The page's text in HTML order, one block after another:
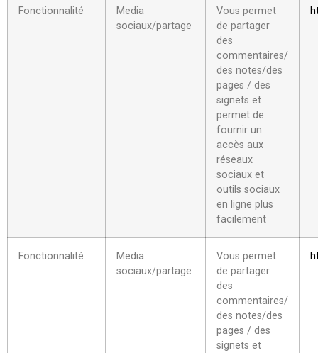
Fonctionnalité
Media
sociaux/partage
Vous permet
de partager
des
commentaires/
des notes/des
pages / des
signets et
permet de
fournir un
accès aux
réseaux
sociaux et
outils sociaux
en ligne plus
facilement
Fonctionnalité
Media
sociaux/partage
Vous permet
de partager
des
commentaires/
des notes/des
pages / des
signets et